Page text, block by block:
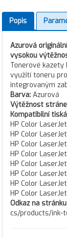
Popis
Azurová
vysokou
Tonerové
využití toneru
integrovaným
Barva: Azurová
Výtěžnost
Kompatibilní
HP Color
HP Color
HP Color
HP Color
HP Color
HP Color
HP Color
HP Color
Odkaz na
cs/products/ink-